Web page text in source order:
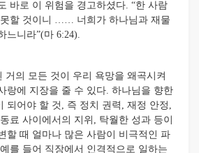
바로 이 위험을 경고하셨다. “한 사람
할 것이니 …… 너희가 하나님과 재물
느니라”(마 6:24).
의 모든 것이 우리 욕망을 왜곡시켜
랑에 지장을 줄 수 있다. 하나님을 향한
되어야 할 것, 즉 정치 권력, 재정 안정,
료 사이에서의 지위, 탁월한 성과 등이
할 때 얼마나 많은 사람이 비극적인 파
를 들어 직장에서 인격적으로 일하는